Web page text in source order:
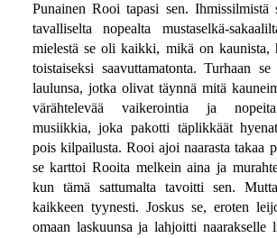
Punainen Rooi tapasi sen. Ihmissilmistä
tavalliselta nopealta mustaselkä-
mielestä se oli kaikki, mikä on kaunista,
toistaiseksi saavuttamatonta. Turhaan
laulunsa, jotka olivat täynnä mitä
värähtelevää vaikerointia ja
musiikkia, joka pakotti täplikkäät
pois kilpailusta. Rooi ajoi naarasta takaa
se karttoi Rooita melkein aina ja
kun tämä sattumalta tavoitti sen.
kaikkeen tyynesti. Joskus se, eroten
omaan laskuunsa ja lahjoitti naarakselle